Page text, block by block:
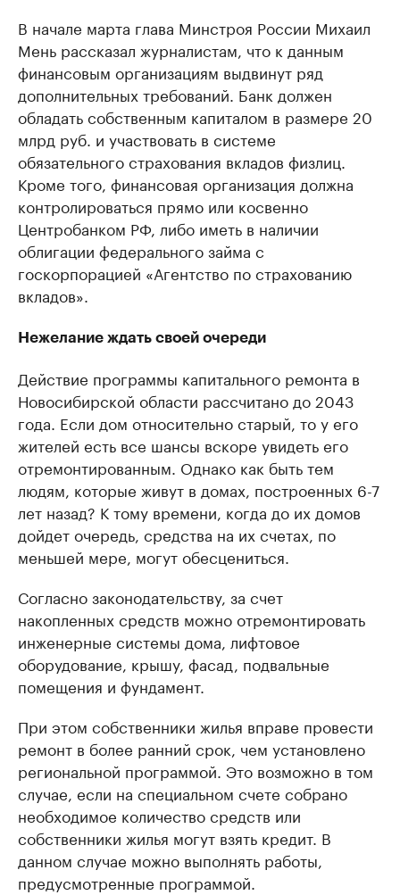
В начале марта глава Минстроя России Михаил
Мень рассказал журналистам, что к данным
финансовым организациям выдвинут ряд
дополнительных требований. Банк должен
обладать собственным капиталом в размере 20
млрд руб. и участвовать в системе
обязательного страхования вкладов физлиц.
Кроме того, финансовая организация должна
контролироваться прямо или косвенно
Центробанком РФ, либо иметь в наличии
облигации федерального займа с
госкорпорацией «Агентство по страхованию
вкладов».
Нежелание ждать своей очереди
Действие программы капитального ремонта в
Новосибирской области рассчитано до 2043
года. Если дом относительно старый, то у его
жителей есть все шансы вскоре увидеть его
отремонтированным. Однако как быть тем
людям, которые живут в домах, построенных 6-7
лет назад? К тому времени, когда до их домов
дойдет очередь, средства на их счетах, по
меньшей мере, могут обесцениться.
Согласно законодательству, за счет
накопленных средств можно отремонтировать
инженерные системы дома, лифтовое
оборудование, крышу, фасад, подвальные
помещения и фундамент.
При этом собственники жилья вправе провести
ремонт в более ранний срок, чем установлено
региональной программой. Это возможно в том
случае, если на специальном счете собрано
необходимое количество средств или
собственники жилья могут взять кредит. В
данном случае можно выполнять работы,
предусмотренные программой.